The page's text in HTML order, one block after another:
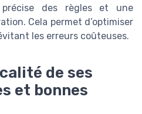
des règles et une
Cela permet d’optimiser
les erreurs coûteuses.
de ses
et bonnes